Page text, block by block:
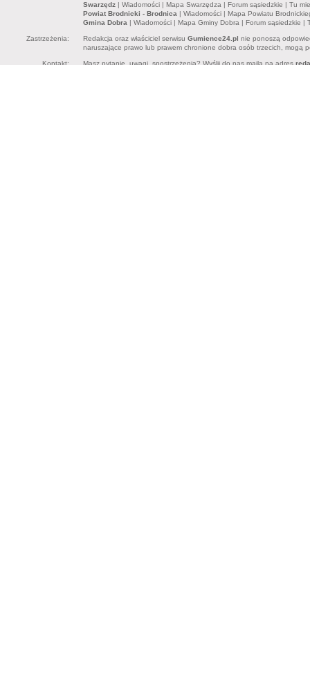
Swarzędz | Wiadomości | Mapa Swarzędza | Forum sąsiedzkie | Tu
Powiat Brodnicki - Brodnica | Wiadomości | Mapa Powiatu
Gmina Dobra | Wiadomości | Mapa Gminy Dobra | Forum sąsiedzkie |
Zastrzeżenia: Redakcja oraz właściciel serwisu Gumience24.pl nie ponoszą
naruszające prawo lub prawem chronione dobra osób trzecich, mogą
Kontakt: Masz pytanie, uwagi, spostrzeżenia? Wyślij do nas maila na adres